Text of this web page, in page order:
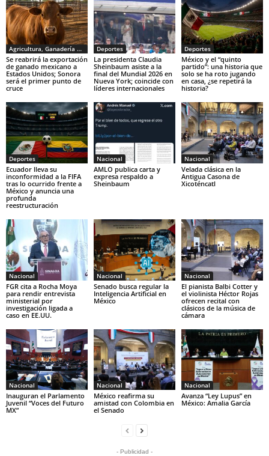
Agricultura, Ganadería y Pesca
Se reabrirá la exportación
de ganado mexicano a
Estados Unidos; Sonora
será el primer punto de
cruce
Deportes
La presidenta Claudia
Sheinbaum asiste a la
final del Mundial 2026 en
Nueva York; coincide con
líderes internacionales
Deportes
México y el “quinto
partido”: una historia que
solo se ha roto jugando
en casa, ¿se repetirá la
historia?
Deportes
Ecuador lleva su
inconformidad a la FIFA
tras lo ocurrido frente a
México y anuncia una
profunda
reestructuración
Nacional
AMLO publica carta y
expresa respaldo a
Sheinbaum
Nacional
Velada clásica en la
Antigua Casona de
Xicoténcatl
Nacional
FGR cita a Rocha Moya
para rendir entrevista
ministerial por
investigación ligada a
caso en EE.UU.
Nacional
Senado busca regular la
Inteligencia Artificial en
México
Nacional
El pianista Balbi Cotter y
el violinista Héctor Rojas
ofrecen recital con
clásicos de la música de
cámara
Nacional
Inauguran el Parlamento
Juvenil “Voces del Futuro
MX”
Nacional
México reafirma su
amistad con Colombia en
el Senado
Nacional
Avanza “Ley Lupus” en
México: Amalia García
- Publicidad -